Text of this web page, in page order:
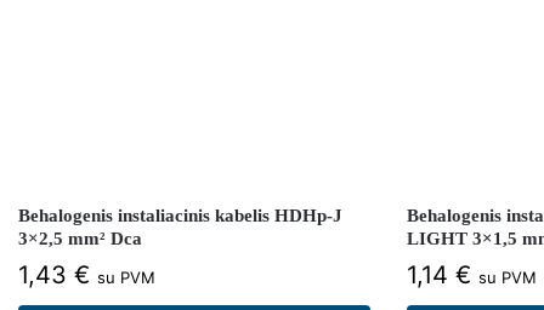
Behalogenis instaliacinis kabelis HDHp-J
3×2,5 mm² Dca
1,43 € su PVM
Behalogenis
LIGHT 3×1,5
1,14 € su PVM